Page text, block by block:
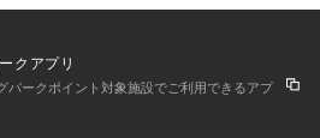
になります
クアプリ
パークポイント対象施設でご利用できるアプ